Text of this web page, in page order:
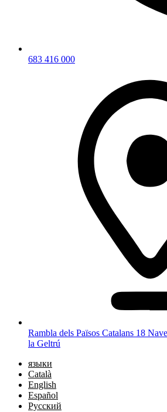
683 416 000
Rambla dels Països Catalans 18
la Geltrú
языки
Català
English
Español
Русский